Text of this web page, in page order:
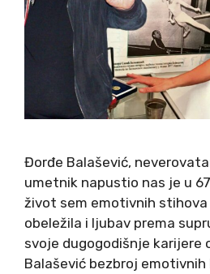
Đorđe Balašević,
umetnik napustio nas je u
život sem emotivnih stihova
obeležila i ljubav prema
svoje dugogodišnje karijere
Balašević bezbroj